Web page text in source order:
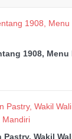
1908, Menu
Wakil